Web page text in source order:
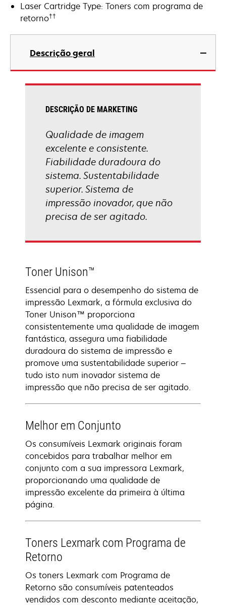
Laser Cartridge Type: Toners com programa de
retorno††
Descrição geral
DESCRIÇÃO DE MARKETING
Qualidade de imagem
excelente e consistente.
Fiabilidade duradoura do
sistema. Sustentabilidade
superior. Sistema de
impressão inovador, que não
precisa de ser agitado.
Toner Unison™
Essencial para o desempenho do sistema de
impressão Lexmark, a fórmula exclusiva do
Toner Unison™ proporciona
consistentemente uma qualidade de imagem
fantástica, assegura uma fiabilidade
duradoura do sistema de impressão e
promove uma sustentabilidade superior –
tudo isto num inovador sistema de
impressão que não precisa de ser agitado.
Melhor em Conjunto
Os consumíveis Lexmark originais foram
concebidos para trabalhar melhor em
conjunto com a sua impressora Lexmark,
proporcionando uma qualidade de
impressão excelente da primeira à última
página.
Toners Lexmark com Programa de
Retorno
Os toners Lexmark com Programa de
Retorno são consumíveis patenteados
vendidos com desconto mediante aceitação,